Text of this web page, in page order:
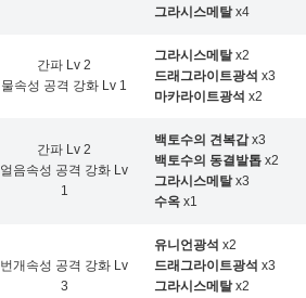
그라시스메탈x4
간파 Lv 2
물속성 공격 강화 Lv 1
그라시스메탈x2
드래그라이트광석 x3
마카라이트광석 x2
간파 Lv 2
얼음속성 공격 강화 Lv
1
백토수의 견복갑x3
백토수의 동결발톱 x2
그라시스메탈x3
수옥 x1
번개속성 공격 강화 Lv
3
유니언광석 x2
드래그라이트광석 x3
그라시스메탈x2